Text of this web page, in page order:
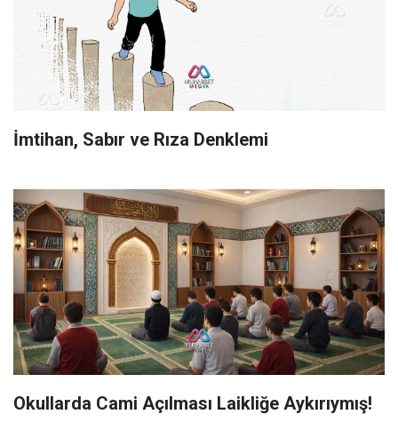
İmtihan, Sabır ve Rıza Denklemi
Okullarda Cami Açılması Laikliğe Aykırıymış!